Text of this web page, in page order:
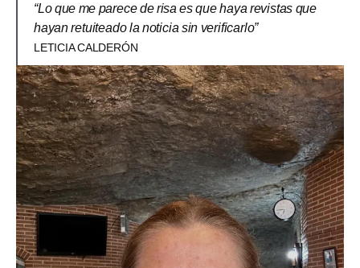
“Lo que me parece de risa es que haya revistas que
hayan retuiteado la noticia sin verificarlo”
LETICIA CALDERÓN